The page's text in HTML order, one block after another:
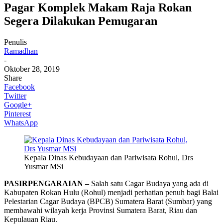
Pagar Komplek Makam Raja Rokan
Segera Dilakukan Pemugaran
Penulis
Ramadhan
-
Oktober 28, 2019
Share
Facebook
Twitter
Google+
Pinterest
WhatsApp
Kepala Dinas Kebudayaan dan Pariwisata Rohul, Drs
Yusmar MSi
PASIRPENGARAIAN –Salah satu Cagar Budaya yang ada di
Kabupaten Rokan Hulu (Rohul) menjadi perhatian penuh bagi Balai
Pelestarian Cagar Budaya (BPCB) Sumatera Barat (Sumbar) yang
membawahi wilayah kerja Provinsi Sumatera Barat, Riau dan
Kepulauan Riau.